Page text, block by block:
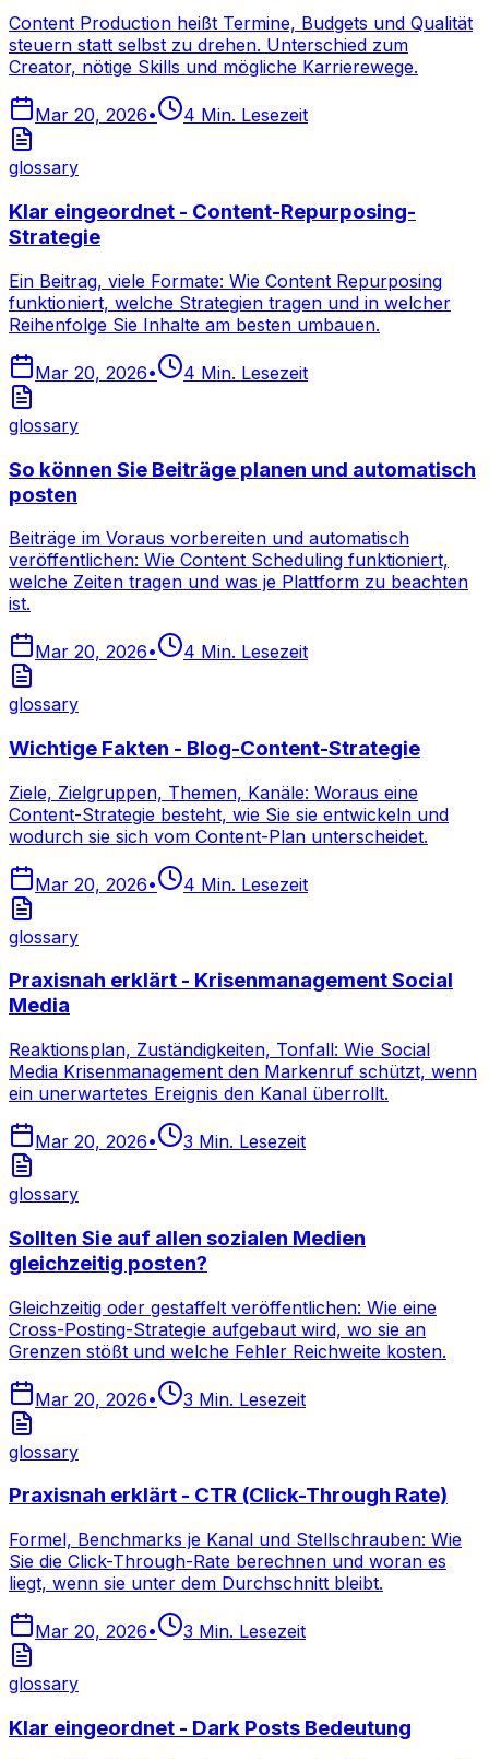
Content Production heißt Termine, Budgets und Qualität
steuern statt selbst zu drehen. Unterschied zum
Creator, nötige Skills und mögliche Karrierewege.
Mar 20, 2026• 4 Min. Lesezeit
glossary
Klar eingeordnet - Content-Repurposing-
Strategie
Ein Beitrag, viele Formate: Wie Content Repurposing
funktioniert, welche Strategien tragen und in welcher
Reihenfolge Sie Inhalte am besten umbauen.
Mar 20, 2026• 4 Min. Lesezeit
glossary
So können Sie Beiträge planen und automatisch
posten
Beiträge im Voraus vorbereiten und automatisch
veröffentlichen: Wie Content Scheduling funktioniert,
welche Zeiten tragen und was je Plattform zu beachten
ist.
Mar 20, 2026• 4 Min. Lesezeit
glossary
Wichtige Fakten - Blog-Content-Strategie
Ziele, Zielgruppen, Themen, Kanäle: Woraus eine
Content-Strategie besteht, wie Sie sie entwickeln und
wodurch sie sich vom Content-Plan unterscheidet.
Mar 20, 2026• 4 Min. Lesezeit
glossary
Praxisnah erklärt - Krisenmanagement Social
Media
Reaktionsplan, Zuständigkeiten, Tonfall: Wie Social
Media Krisenmanagement den Markenruf schützt, wenn
ein unerwartetes Ereignis den Kanal überrollt.
Mar 20, 2026• 3 Min. Lesezeit
glossary
Sollten Sie auf allen sozialen Medien
gleichzeitig posten?
Gleichzeitig oder gestaffelt veröffentlichen: Wie eine
Cross-Posting-Strategie aufgebaut wird, wo sie an
Grenzen stößt und welche Fehler Reichweite kosten.
Mar 20, 2026• 3 Min. Lesezeit
glossary
Praxisnah erklärt - CTR (Click-Through Rate)
Formel, Benchmarks je Kanal und Stellschrauben: Wie
Sie die Click-Through-Rate berechnen und woran es
liegt, wenn sie unter dem Durchschnitt bleibt.
Mar 20, 2026• 3 Min. Lesezeit
glossary
Klar eingeordnet - Dark Posts Bedeutung